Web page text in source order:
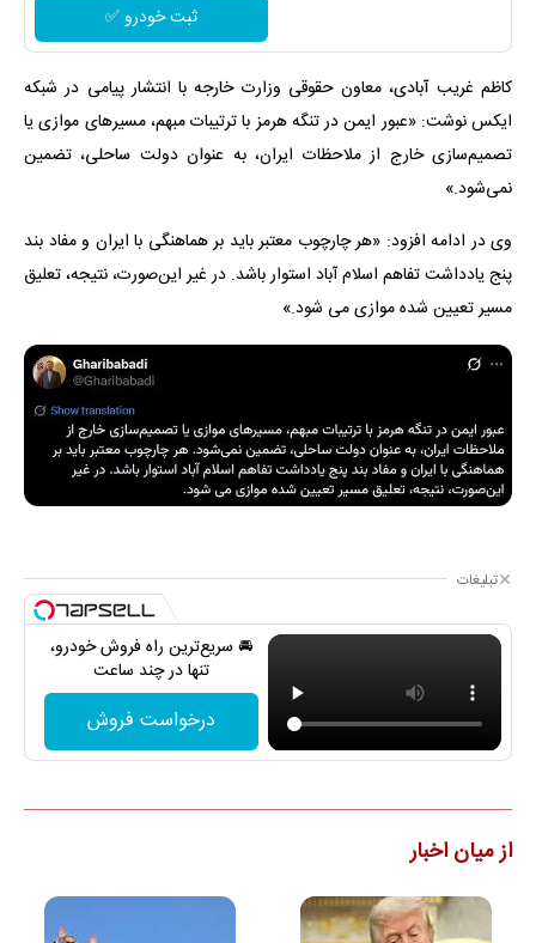
ثبت خودرو ✅
کاظم غریب آبادی، معاون حقوقی وزارت خارجه با انتشار پیامی در شبکه
ایکس نوشت: «عبور ایمن در تنگه هرمز با ترتیبات مبهم، مسیرهای موازی یا
تصمیم‌سازی خارج از ملاحظات ایران، به عنوان دولت‌ ساحلی، تضمین
نمی‌شود.»
وی در ادامه افزود: «هر چارچوب معتبر باید بر هماهنگی با ایران و مفاد بند
پنج یادداشت تفاهم اسلام آباد استوار باشد. در غیر این‌صورت، نتیجه، تعلیق
مسیر تعیین شده موازی می شود.»
تبلیغات
🚘 سریع‌ترین راه فروش خودرو،
تنها در چند ساعت
درخواست فروش
از میان اخبار